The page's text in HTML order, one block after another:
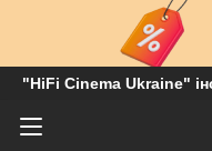
"HiFi Cinema Ukraine"